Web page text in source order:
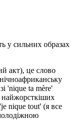
у сильних образах
акт), це слово
'nique ta mère'
найжорсткіших
nique tout' (я все